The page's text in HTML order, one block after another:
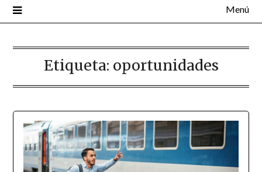
Menú
Etiqueta: oportunidades